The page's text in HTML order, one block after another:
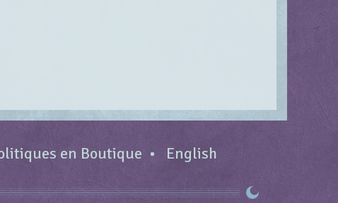
en Boutique English